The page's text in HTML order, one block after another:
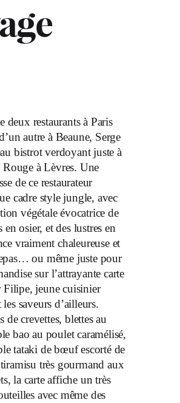
deux restaurants à Paris
autre à Beaune, Serge
bistrot verdoyant juste à
à Lèvres. Une
de ce restaurateur
cadre style jungle, avec
végétale évocatrice de
osier, et des lustres en
vraiment chaleureuse et
ou même juste pour
sur l’attrayante carte
Filipe, jeune cuisinier
saveurs d’ailleurs.
crevettes, blettes au
bao au poulet caramélisé,
tataki de bœuf escorté de
très gourmand aux
la carte affiche un très
avec même des